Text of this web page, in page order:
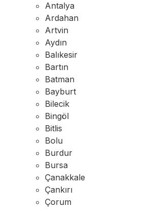
Antalya
Ardahan
Artvin
Aydın
Balıkesir
Bartın
Batman
Bayburt
Bilecik
Bingöl
Bitlis
Bolu
Burdur
Bursa
Çanakkale
Çankırı
Çorum